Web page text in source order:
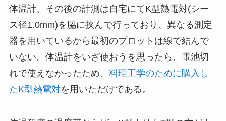
体温計、その後の計測は自宅にてK型熱電対(シー
ス径1.0mm)を脇に挟んで行っており、異なる測定
器を用いているから最初のプロットは線で結んで
いない。体温計をいざ使おうを思ったら、電池切
れで使えなかったため、 料理工学のために購入し
たK型熱電対を用いただけである。